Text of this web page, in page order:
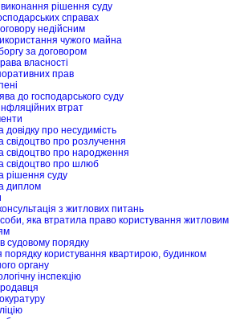
виконання рішення суду
справах
недійсним
чужого майна
за договором
власності
прав
до господарського суду
втрат
довідку про несудимість
свідоцтво про розлучення
свідоцтво про народження
свідоцтво про шлюб
рішення суду
диплом
з житлових питань
яка втратила право користування житловим
судовому порядку
порядку користування квартирою, будинком
органу
інспекцію